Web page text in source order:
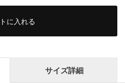
に入れる
サイズ詳細